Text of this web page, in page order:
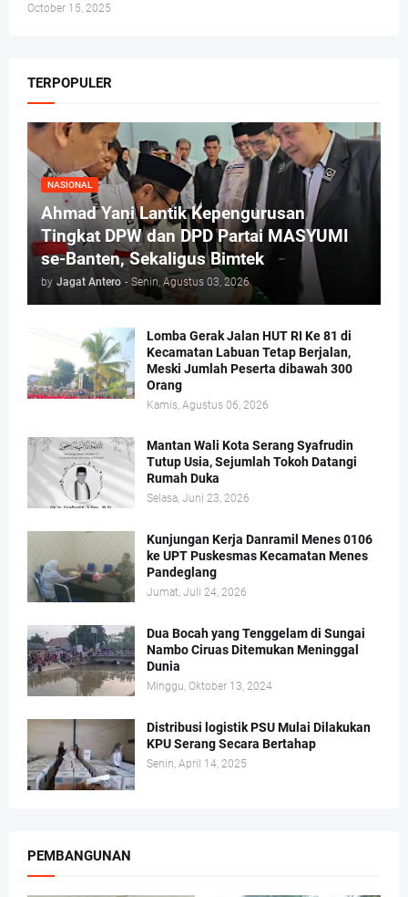
October 15, 2025
TERPOPULER
NASIONAL
Ahmad Yani Lantik Kepengurusan
Tingkat DPW dan DPD Partai MASYUMI
se-Banten, Sekaligus Bimtek
by Jagat Antero - Senin, Agustus 03, 2026
Lomba Gerak Jalan HUT RI Ke 81 di
Kecamatan Labuan Tetap Berjalan,
Meski Jumlah Peserta dibawah 300
Orang
Kamis, Agustus 06, 2026
Mantan Wali Kota Serang Syafrudin
Tutup Usia, Sejumlah Tokoh Datangi
Rumah Duka
Selasa, Juni 23, 2026
Kunjungan Kerja Danramil Menes 0106
ke UPT Puskesmas Kecamatan Menes
Pandeglang
Jumat, Juli 24, 2026
Dua Bocah yang Tenggelam di Sungai
Nambo Ciruas Ditemukan Meninggal
Dunia
Minggu, Oktober 13, 2024
Distribusi logistik PSU Mulai Dilakukan
KPU Serang Secara Bertahap
Senin, April 14, 2025
PEMBANGUNAN